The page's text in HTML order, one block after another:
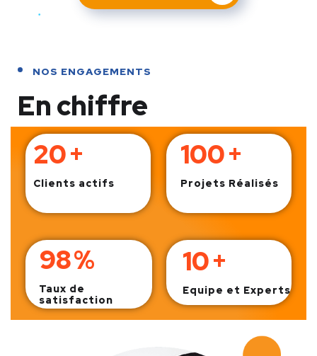
NOS ENGAGEMENTS
En chiffre
20+
Clients actifs
100+
Projets Réalisés
98%
Taux de
satisfaction
10+
Equipe et Experts